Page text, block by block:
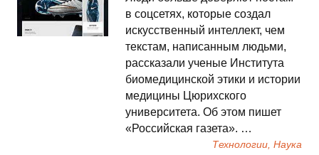
в соцсетях, которые создал
искусственный интеллект, чем
текстам, написанным людьми,
рассказали ученые Института
биомедицинской этики и истории
медицины Цюрихского
университета. Об этом пишет
«Российская газета». …
Технологии, Наука